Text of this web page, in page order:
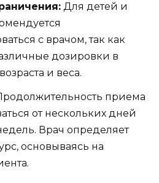
Для детей и
с врачом, так как
дозировки в
и веса.
приема
от нескольких дней
Врач определяет
основываясь на